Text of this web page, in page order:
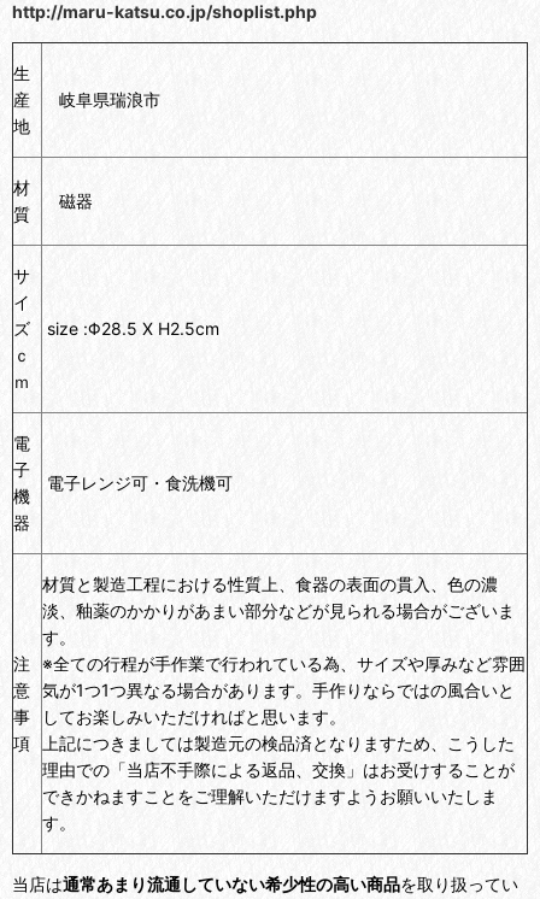
http://maru-katsu.co.jp/shoplist.php
生
産
地
岐阜県瑞浪市
材
質
磁器
サ
イ
ズ
ｃ
ｍ
size :Φ28.5 X H2.5cm
電
子
機
器
電子レンジ可・食洗機可
注
意
事
項
材質と製造工程における性質上、食器の表面の貫入、色の濃
淡、釉薬のかかりがあまい部分などが見られる場合がございま
す。
※全ての行程が手作業で行われている為、サイズや厚みなど雰囲
気が1つ1つ異なる場合があります。手作りならではの風合いと
してお楽しみいただければと思います。
上記につきましては製造元の検品済となりますため、こうした
理由での「当店不手際による返品、交換」はお受けすることが
できかねますことをご理解いただけますようお願いいたしま
す。
当店は通常あまり流通していない希少性の高い商品を取り扱ってい